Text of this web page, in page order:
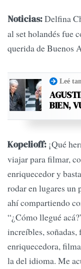
Noticias:Delfina
al set holandés fue
querida de Buenos
Leé
BIEN,
Kopelioff: ¡Qué
viajar para filmar,
enriquecedor y
rodar en lugares un
ahí compartiendo
“¿Cómo llegué
increíbles,
enriquecedora,
la del idioma. Me